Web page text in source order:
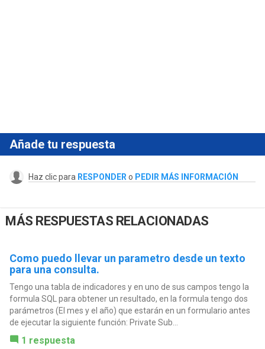
Añade tu respuesta
Haz clic para RESPONDER o PEDIR MÁS INFORMACIÓN
MÁS RESPUESTAS RELACIONADAS
Como puedo llevar un parametro desde un texto
para una consulta.
Tengo una tabla de indicadores y en uno de sus campos tengo la
formula SQL para obtener un resultado, en la formula tengo dos
parámetros (El mes y el año) que estarán en un formulario antes
de ejecutar la siguiente función: Private Sub...
1 respuesta